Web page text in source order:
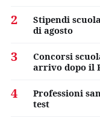
2
Stipendi
di agosto
3
Concorsi
arrivo dopo il
4
Professioni
test